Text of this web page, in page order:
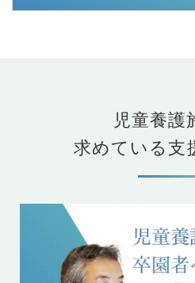
児童養護
求めている支